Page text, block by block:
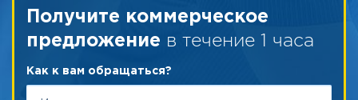
Получите коммерческое
предложение в течение 1 часа
Как к вам обращаться?